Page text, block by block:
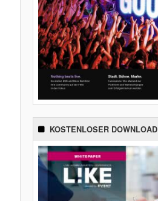
KOSTENLOSER DOWNLOAD